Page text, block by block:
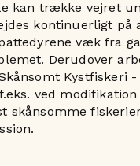
kan trække vejret
kontinuerligt på
væk fra
Derudover
Kystfiskeri
ved
skånsomme